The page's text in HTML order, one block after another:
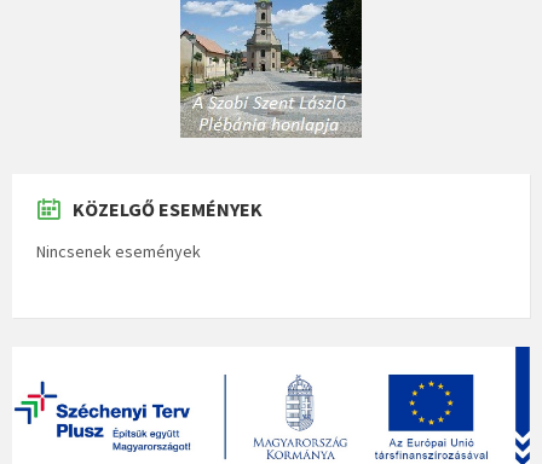
KÖZELGŐ ESEMÉNYEK
Nincsenek események